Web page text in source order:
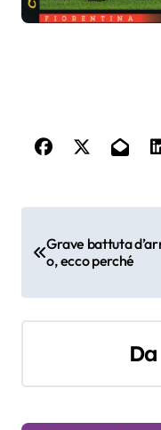
a
v
i
Grave battuta
o, ecco perché
Da